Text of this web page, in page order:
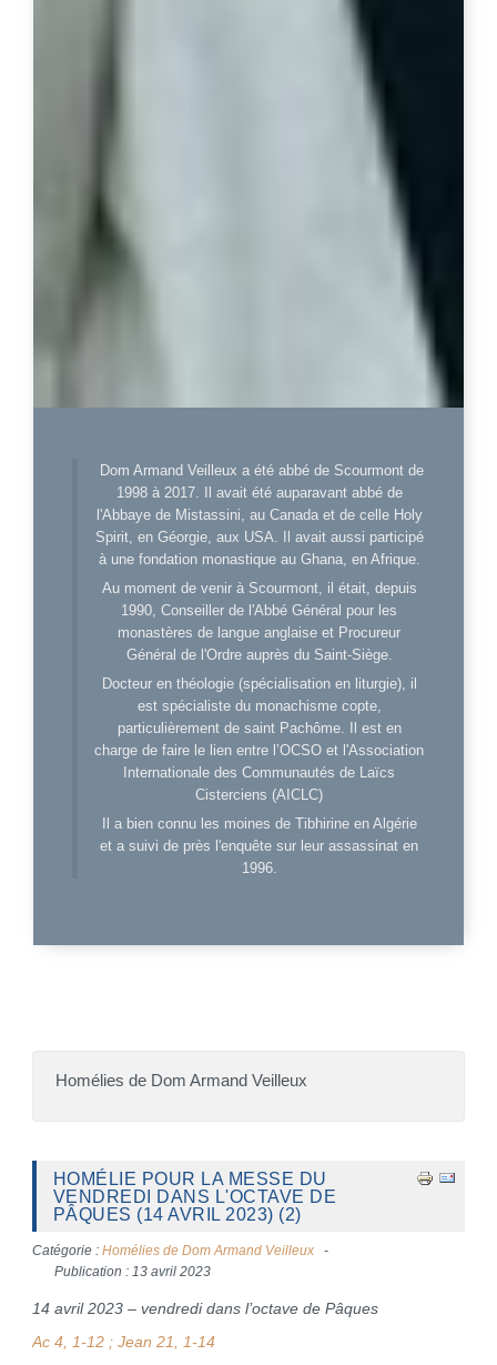
Dom Armand Veilleux a été abbé de Scourmont de
1998 à 2017. Il avait été auparavant abbé de
l'Abbaye de Mistassini, au Canada et de celle Holy
Spirit, en Géorgie, aux USA. Il avait aussi participé
à une fondation monastique au Ghana, en Afrique.
Au moment de venir à Scourmont, il était, depuis
1990, Conseiller de l'Abbé Général pour les
monastères de langue anglaise et Procureur
Général de l'Ordre auprès du Saint-Siège.
Docteur en théologie (spécialisation en liturgie), il
est spécialiste du monachisme copte,
particulièrement de saint Pachôme. Il est en
charge de faire le lien entre l’OCSO et l'Association
Internationale des Communautés de Laïcs
Cisterciens (AICLC)
Il a bien connu les moines de Tibhirine en Algérie
et a suivi de près l'enquête sur leur assassinat en
1996.
Homélies de Dom Armand Veilleux
HOMÉLIE POUR LA MESSE DU
VENDREDI DANS L'OCTAVE DE
PÂQUES (14 AVRIL 2023) (2)
Catégorie : Homélies de Dom Armand Veilleux
Publication : 13 avril 2023
14 avril 2023 – vendredi dans l’octave de Pâques
Ac 4, 1-12 ; Jean 21, 1-14